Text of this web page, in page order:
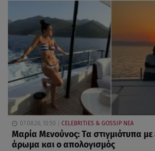
07.08.26, 10:50 CELEBRITIES & GOSSIP ΝΕΑ
Μαρία Μενούνος: Τα στιγμιότυπα με
άρωμα και ο απολογισμός